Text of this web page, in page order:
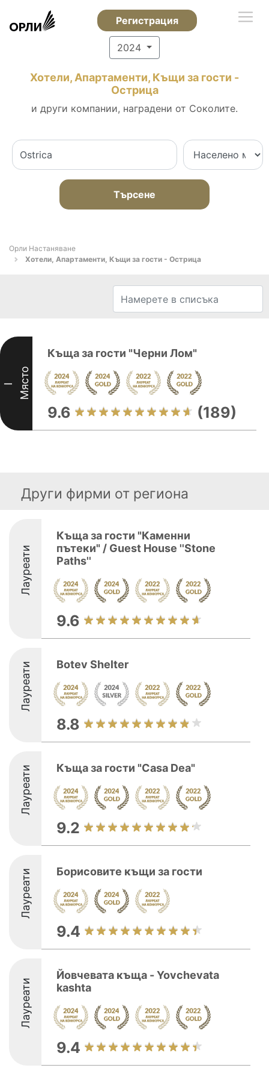
Регистрация
2024
Хотели, Апартаменти, Къщи за гости -
Острица
и други компании, наградени от Соколите.
Търсене
Орли Настаняване
Хотели, Апартаменти, Къщи за гости - Острица
I Място
Къща за гости "Черни Лом"
9.6 (189)
Други фирми от региона
Лауреати
Къща за гости "Каменни
пътеки" / Guest House ''Stone
Paths''
9.6
Лауреати Botev Shelter
8.8
Лауреати Къща за гости "Casa Dea"
9.2
Лауреати Борисовите къщи за гости
9.4
Лауреати
Йовчевата къща - Yovchevata
kashta
9.4